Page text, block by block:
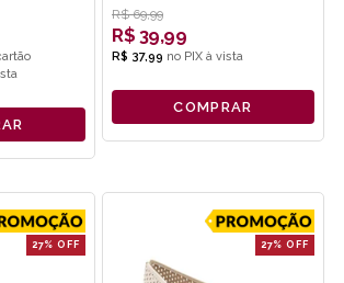
R$ 69,99
R$ 39,99
R$ 37,99 no PIX
COMPRAR
27% OFF 27% OFF